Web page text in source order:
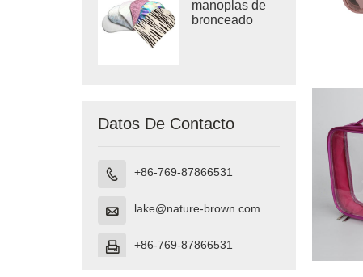
manoplas de
bronceado
Datos De Contacto
 +86-769-87866531
 lake@nature-brown.com
 +86-769-87866531